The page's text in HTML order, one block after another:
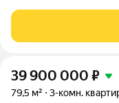
автомобилей,
69.30 м. без отделки.
39 900 000 ₽
79,5 м² 3-комн.